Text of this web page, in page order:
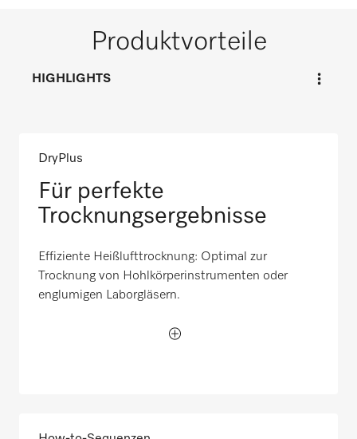
Produktvorteile
HIGHLIGHTS
DryPlus
Für perfekte
Trocknungsergebnisse
Effiziente Heißlufttrocknung: Optimal zur
Trocknung von Hohlkörperinstrumenten oder
englumigen Laborgläsern.